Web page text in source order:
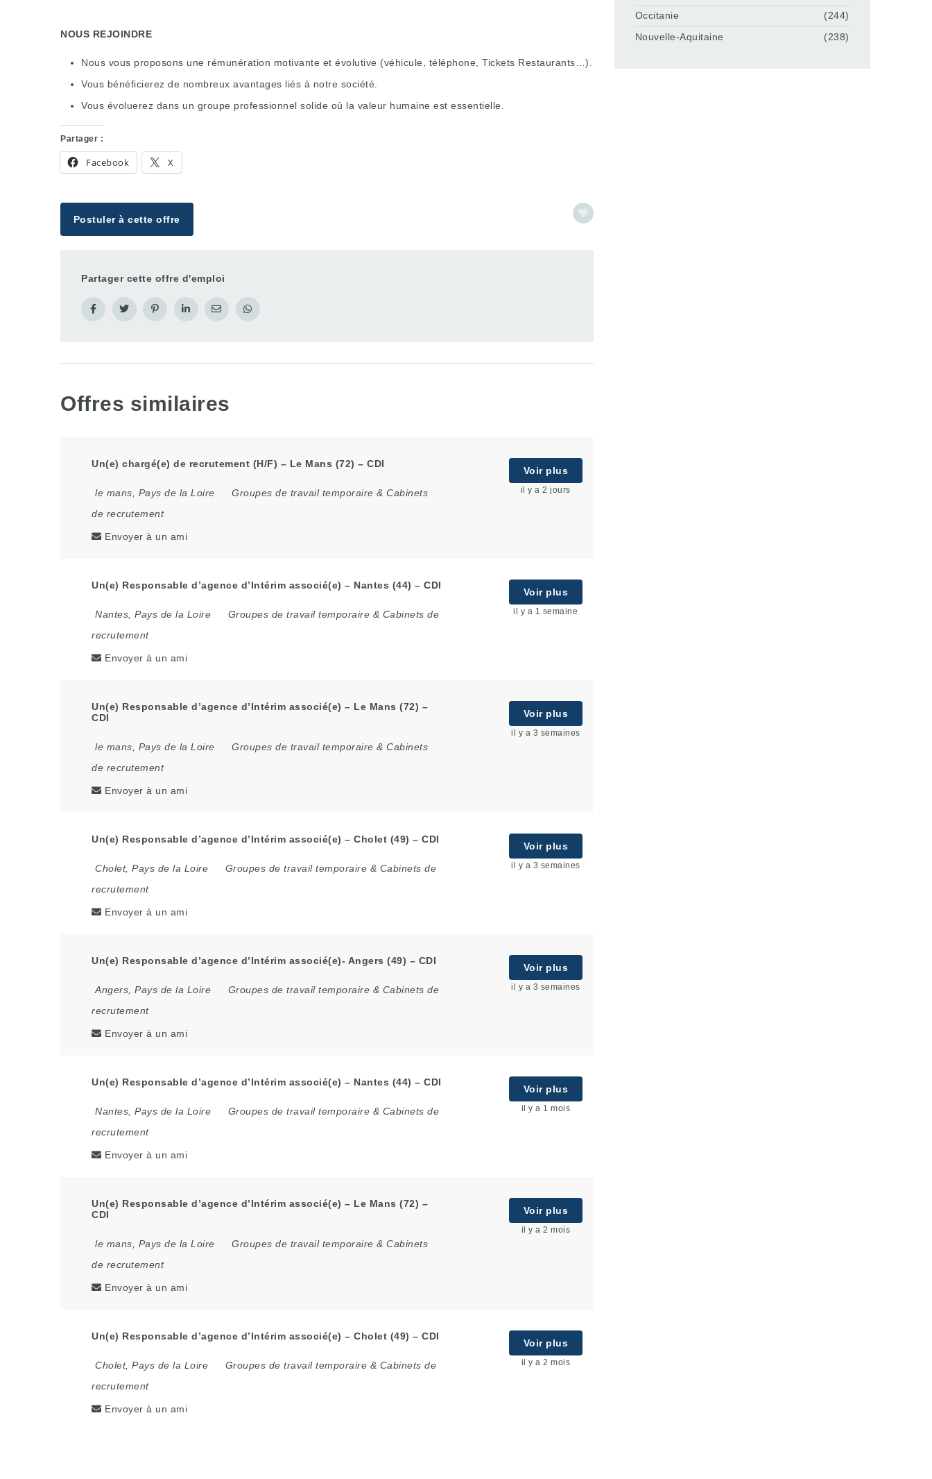
NOUS REJOINDRE
Nous vous proposons une rémunération motivante et évolutive (véhicule, téléphone, Tickets Restaurants…).
Vous bénéficierez de nombreux avantages liés à notre société.
Vous évoluerez dans un groupe professionnel solide où la valeur humaine est essentielle.
Partager :
Facebook X
Postuler à cette offre
Partager cette offre d'emploi
Offres similaires
Un(e) chargé(e) de recrutement (H/F) – Le Mans (72) – CDI
le mans Pays de la Loire
Groupes de travail temporaire & Cabinets
de recrutement
Envoyer à un ami
Voir plus
il y a 2 jours
Un(e) Responsable d’agence d’Intérim associé(e) – Nantes (44) – CDI
Nantes Pays de la Loire
Groupes de travail temporaire & Cabinets de
recrutement
Envoyer à un ami
Voir plus
il y a 1 semaine
Un(e) Responsable d’agence d’Intérim associé(e) – Le Mans (72) –
CDI
le mans Pays de la Loire
Groupes de travail temporaire & Cabinets
de recrutement
Envoyer à un ami
Voir plus
il y a 3 semaines
Un(e) Responsable d’agence d’Intérim associé(e) – Cholet (49) – CDI
Cholet, Pays de la Loire
Groupes de travail temporaire & Cabinets de
recrutement
Envoyer à un ami
Voir plus
il y a 3 semaines
Un(e) Responsable d’agence d’Intérim associé(e)- Angers (49) – CDI
Angers Pays de la Loire
Groupes de travail temporaire & Cabinets de
recrutement
Envoyer à un ami
Voir plus
il y a 3 semaines
Un(e) Responsable d’agence d’Intérim associé(e) – Nantes (44) – CDI
Nantes Pays de la Loire
Groupes de travail temporaire & Cabinets de
recrutement
Envoyer à un ami
Voir plus
il y a 1 mois
Un(e) Responsable d’agence d’Intérim associé(e) – Le Mans (72) –
CDI
le mans Pays de la Loire
Groupes de travail temporaire & Cabinets
de recrutement
Envoyer à un ami
Voir plus
il y a 2 mois
Un(e) Responsable d’agence d’Intérim associé(e) – Cholet (49) – CDI
Cholet, Pays de la Loire
Groupes de travail temporaire & Cabinets de
recrutement
Envoyer à un ami
Voir plus
il y a 2 mois
Occitanie
(244)
Nouvelle-Aquitaine
(238)